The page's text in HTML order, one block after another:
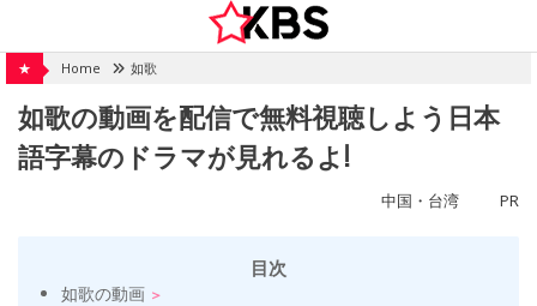
content
★ Home 如歌
如歌の動画を配信で無料視聴しよう日本
語字幕のドラマが見れるよ!
中国・台湾 PR
目次
如歌の動画